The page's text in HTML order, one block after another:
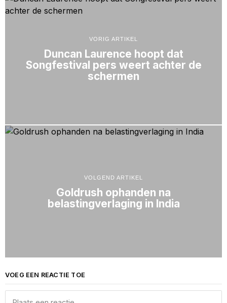
VORIG ARTIKEL
Duncan Laurence hoopt dat
Songfestival pers weert achter de
schermen
VOLGEND ARTIKEL
Goldrush ophanden na
belastingverlaging in India
VOEG EEN REACTIE TOE